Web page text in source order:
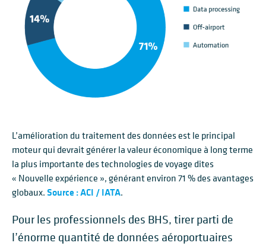
L’amélioration du traitement des données est le principal
moteur qui devrait générer la valeur économique à long terme
la plus importante des technologies de voyage dites
« Nouvelle expérience », générant environ 71 % des avantages
globaux. Source : ACI / IATA.
Pour les professionnels des BHS, tirer parti de
l’énorme quantité de données aéroportuaires